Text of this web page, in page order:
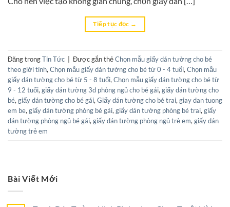
Tiếp tục đọc →
Đăng trongTin Tức Được gắn thẻChọn mẫu giấy dán tường cho bé
theo giới tính,Chọn mẫu giấy dán tường cho bé từ 0 - 4 tuổi,Chọn mẫu
giấy dán tường cho bé từ 5 - 8 tuổi,Chọn mẫu giấy dán tường cho bé từ
9 - 12 tuổi,giấy dán tường 3d phòng ngủ cho bé gái,giấy dán tường cho
bé,giấy dán tường cho bé gái,Giấy dán tường cho bé trai,giay dan tuong
em be,giấy dán tường phòng bé gái,giấy dán tường phòng bé trai,giấy
dán tường phòng ngủ bé gái,giấy dán tường phòng ngủ trẻ em,giấy dán
tường trẻ em
Bài Viết Mới